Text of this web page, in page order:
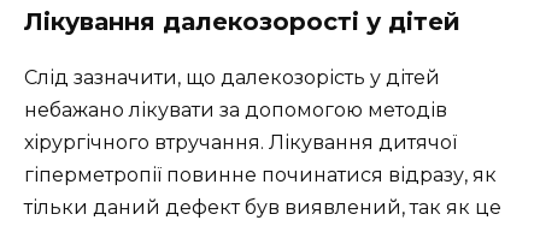
Лікування далекозорості у дітей
Слід зазначити, що далекозорість у дітей
небажано лікувати за допомогою методів
хірургічного втручання. Лікування дитячої
гіперметропії повинне починатися відразу, як
тільки даний дефект був виявлений, так як це